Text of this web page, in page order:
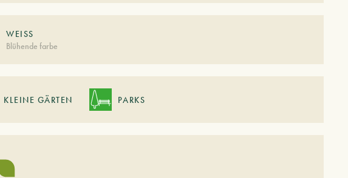
WEISS
Blühende farbe
KLEINE GÄRTEN PARKS